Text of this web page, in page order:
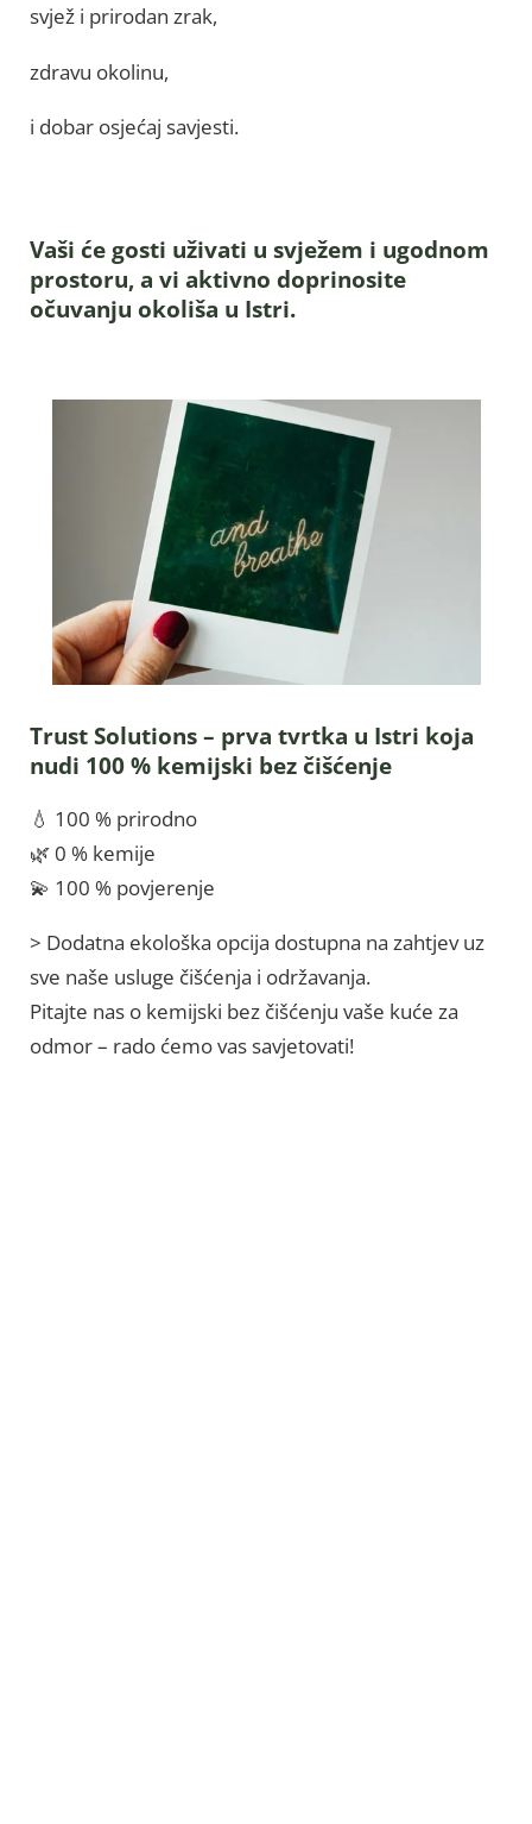
svjež i prirodan zrak,
zdravu okolinu,
i dobar osjećaj savjesti.
Vaši će gosti uživati u svježem i ugodnom
prostoru, a vi aktivno doprinosite
očuvanju okoliša u Istri.
Trust Solutions – prva tvrtka u Istri koja
nudi 100 % kemijski bez čišćenje
💧 100 % prirodno
🌿 0 % kemije
💫 100 % povjerenje
> Dodatna ekološka opcija dostupna na zahtjev uz
sve naše usluge čišćenja i održavanja.
Pitajte nas o kemijski bez čišćenju vaše kuće za
odmor – rado ćemo vas savjetovati!